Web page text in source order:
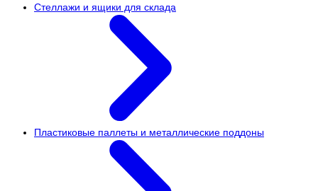
Стеллажи и ящики для склада
Пластиковые паллеты и металлические поддоны